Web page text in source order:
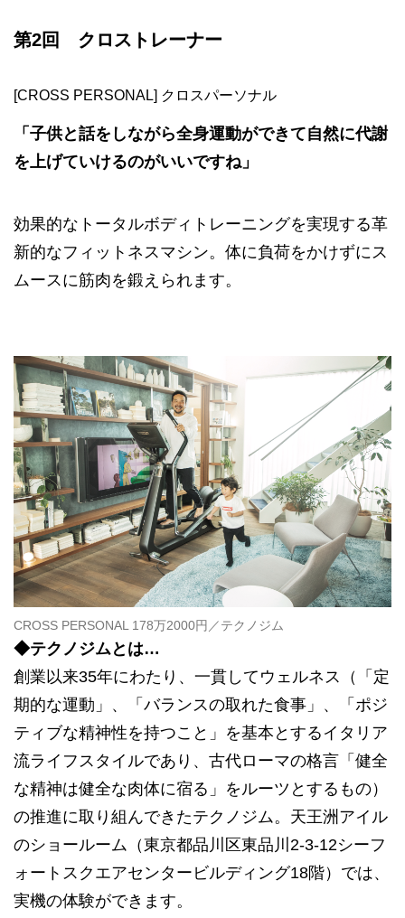
第2回 クロストレーナー
[CROSS PERSONAL] クロスパーソナル
「子供と話をしながら全身運動ができて自然に代謝
を上げていけるのがいいですね」
効果的なトータルボディトレーニングを実現する革
新的なフィットネスマシン。体に負荷をかけずにス
ムースに筋肉を鍛えられます。
CROSS PERSONAL 178万2000円／テクノジム
◆テクノジムとは…
創業以来35年にわたり、一貫してウェルネス（「定
期的な運動」、「バランスの取れた食事」、「ポジ
ティブな精神性を持つこと」を基本とするイタリア
流ライフスタイルであり、古代ローマの格言「健全
な精神は健全な肉体に宿る」をルーツとするもの）
の推進に取り組んできたテクノジム。天王洲アイル
のショールーム（東京都品川区東品川2-3-12シーフ
ォートスクエアセンタービルディング18階）では、
実機の体験ができます。